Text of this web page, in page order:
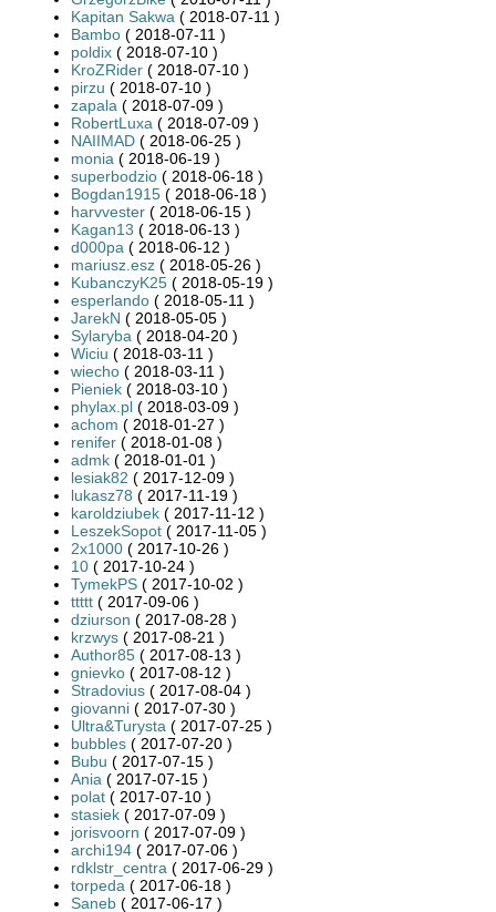
Kapitan Sakwa ( 2018-07-11 )
Bambo ( 2018-07-11 )
poldix ( 2018-07-10 )
KroZRider ( 2018-07-10 )
pirzu ( 2018-07-10 )
zapala ( 2018-07-09 )
RobertLuxa ( 2018-07-09 )
NAIIMAD ( 2018-06-25 )
monia ( 2018-06-19 )
superbodzio ( 2018-06-18 )
Bogdan1915 ( 2018-06-18 )
harvvester ( 2018-06-15 )
Kagan13 ( 2018-06-13 )
d000pa ( 2018-06-12 )
mariusz.esz ( 2018-05-26 )
KubanczyK25 ( 2018-05-19 )
esperlando ( 2018-05-11 )
JarekN ( 2018-05-05 )
Sylaryba ( 2018-04-20 )
Wiciu ( 2018-03-11 )
wiecho ( 2018-03-11 )
Pieniek ( 2018-03-10 )
phylax.pl ( 2018-03-09 )
achom ( 2018-01-27 )
renifer ( 2018-01-08 )
admk ( 2018-01-01 )
lesiak82 ( 2017-12-09 )
lukasz78 ( 2017-11-19 )
karoldziubek ( 2017-11-12 )
LeszekSopot ( 2017-11-05 )
2x1000 ( 2017-10-26 )
10 ( 2017-10-24 )
TymekPS ( 2017-10-02 )
ttttt ( 2017-09-06 )
dziurson ( 2017-08-28 )
krzwys ( 2017-08-21 )
Author85 ( 2017-08-13 )
gnievko ( 2017-08-12 )
Stradovius ( 2017-08-04 )
giovanni ( 2017-07-30 )
Ultra&Turysta ( 2017-07-25 )
bubbles ( 2017-07-20 )
Bubu ( 2017-07-15 )
Ania ( 2017-07-15 )
polat ( 2017-07-10 )
stasiek ( 2017-07-09 )
jorisvoorn ( 2017-07-09 )
archi194 ( 2017-07-06 )
rdklstr_centra ( 2017-06-29 )
torpeda ( 2017-06-18 )
Saneb ( 2017-06-17 )